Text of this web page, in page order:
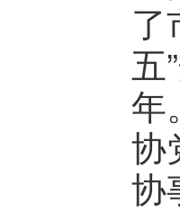
了
五
年
协
协